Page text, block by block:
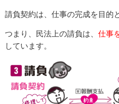
請負契約は、仕事の完成を目的
つまり、民法上の請負は、 仕事
しています。